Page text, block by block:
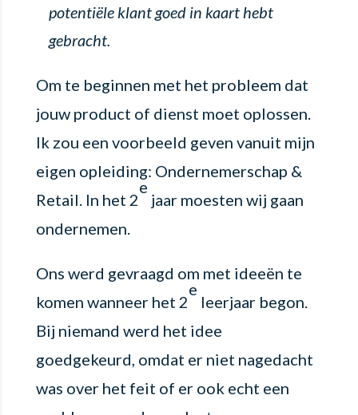
potentiële klant goed in kaart hebt
gebracht.
Om te beginnen met het probleem dat
jouw product of dienst moet oplossen.
Ik zou een voorbeeld geven vanuit mijn
eigen opleiding: Ondernemerschap &
Retail. In het 2
e
jaar moesten wij gaan
ondernemen.
Ons werd gevraagd om met ideeën te
komen wanneer het 2
e
leerjaar begon.
Bij niemand werd het idee
goedgekeurd, omdat er niet nagedacht
was over het feit of er ook echt een